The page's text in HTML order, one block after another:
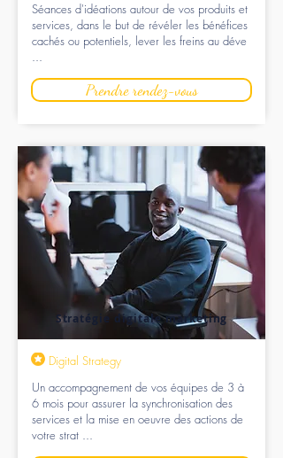
Séances d'idéations autour de vos produits et
services, dans le but de révéler les bénéfices
cachés ou potentiels, lever les freins au déve
...
Prendre rendez-vous
Stratégie digitale marketing
Digital Strategy
Un accompagnement de vos équipes de 3 à
6 mois pour assurer la synchronisation des
services et la mise en oeuvre des actions de
votre strat ...